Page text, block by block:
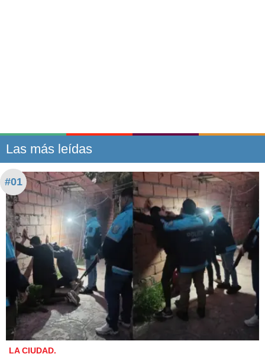
Las más leídas
#01
LA CIUDAD.